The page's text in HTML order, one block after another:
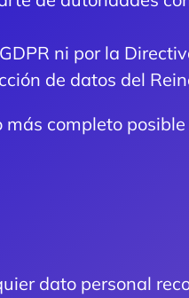
ni por la
de datos del
completo
dato personal